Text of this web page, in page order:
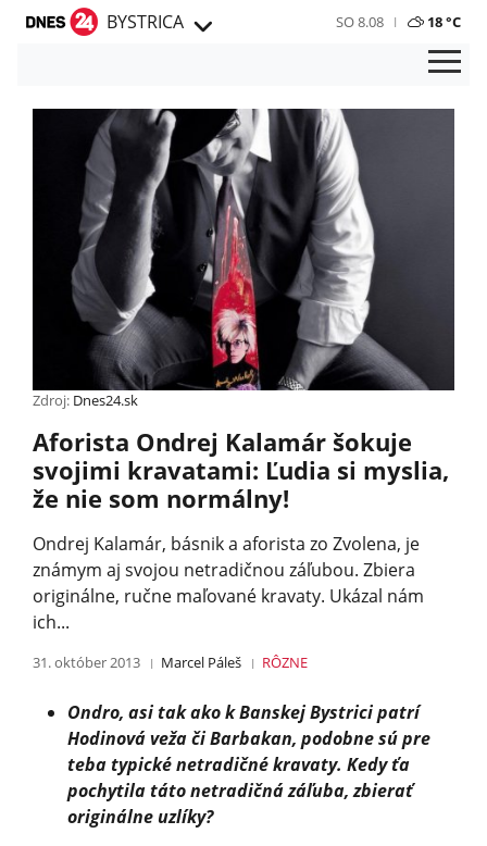
BYSTRICA SO 8.08 18 °C
Zdroj: Dnes24.sk
Aforista Ondrej Kalamár šokuje
svojimi kravatami: Ľudia si myslia,
že nie som normálny!
Ondrej Kalamár, básnik a aforista zo Zvolena, je
známym aj svojou netradičnou záľubou. Zbiera
originálne, ručne maľované kravaty. Ukázal nám
ich...
31. október 2013 Marcel Páleš RÔZNE
Ondro, asi tak ako k Banskej Bystrici patrí
Hodinová veža či Barbakan, podobne sú pre
teba typické netradičné kravaty. Kedy ťa
pochytila táto netradičná záľuba, zbierať
originálne uzlíky?